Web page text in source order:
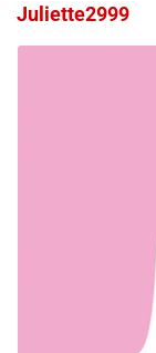
Juliette2999